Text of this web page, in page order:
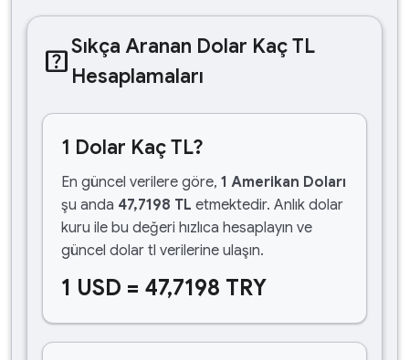
help_centerSıkça Aranan Dolar Kaç TL
Hesaplamaları
1 Dolar Kaç TL?
En güncel verilere göre, 1 Amerikan Doları
şu anda 47,7198 TL etmektedir. Anlık dolar
kuru ile bu değeri hızlıca hesaplayın ve
güncel dolar tl verilerine ulaşın.
1 USD = 47,7198 TRY